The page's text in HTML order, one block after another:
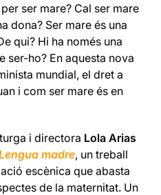
ser mare? Cal ser mare
dona? Ser mare és una
qui? Hi ha només una
ser-ho? En aquesta nova
mundial, el dret a
i com ser mare és en
i directora Lola Arias
madre, un treball
escènica que abasta
de la maternitat. Un